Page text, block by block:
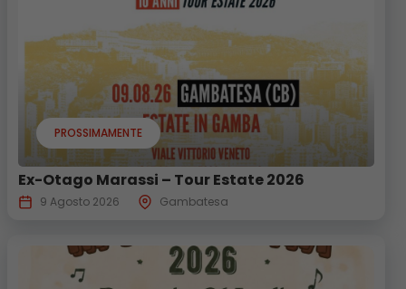
PROSSIMAMENTE
Ex-Otago Marassi – Tour Estate 2026
9 Agosto 2026 Gambatesa